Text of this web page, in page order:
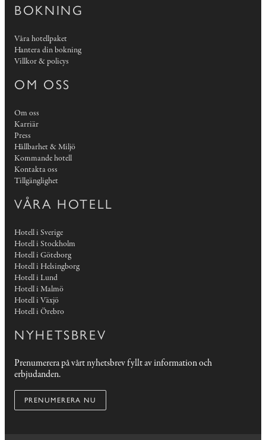
BOKNING
Våra hotellpaket
Hantera din bokning
Villkor & policys
OM OSS
Om oss
Karriär
Press
Hållbarhet & Miljö
Kommande hotell
Kontakta oss
Tillgänglighet
VÅRA HOTELL
Hotell i Sverige
Hotell i Stockholm
Hotell i Göteborg
Hotell i Helsingborg
Hotell i Lund
Hotell i Malmö
Hotell i Växjö
Hotell i Örebro
NYHETSBREV
Prenumerera på vårt nyhetsbrev fyllt av information och
erbjudanden.
PRENUMERERA NU